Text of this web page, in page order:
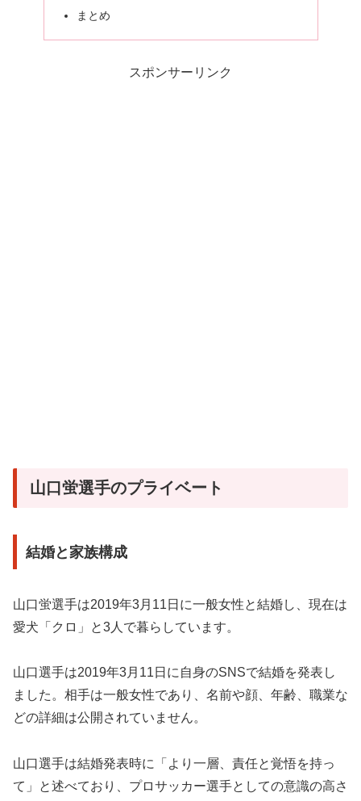
まとめ
スポンサーリンク
山口蛍選手のプライベート
結婚と家族構成
山口蛍選手は2019年3月11日に一般女性と結婚し、現在は
愛犬「クロ」と3人で暮らしています。
山口選手は2019年3月11日に自身のSNSで結婚を発表し
ました。相手は一般女性であり、名前や顔、年齢、職業な
どの詳細は公開されていません。
山口選手は結婚発表時に「より一層、責任と覚悟を持っ
て」と述べており、プロサッカー選手としての意識の高さ